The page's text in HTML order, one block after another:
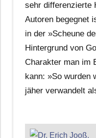
sehr differenzierte
Autoren begegnet
in der »Scheune
Hintergrund von
Charakter man im
kann: »So wurden
jäher verwandelt